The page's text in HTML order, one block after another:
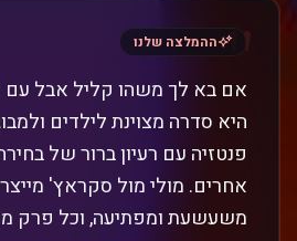
" ההמלצה שלנו
אם בא לך משהו קליל אבל עם
היא סדרה מצוינת לילדים
פנטזיה עם רעיון ברור של
אחרים. מולי מול סקראץ'
משעשעת ומפתיעה, וכל פרק